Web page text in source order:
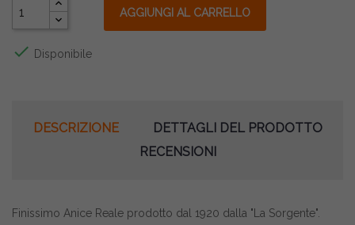
AGGIUNGI AL CARRELLO
 Disponibile
DESCRIZIONE
DETTAGLI DEL PRODOTTO
RECENSIONI
Finissimo Anice Reale prodotto dal 1920 dalla "La Sorgente".